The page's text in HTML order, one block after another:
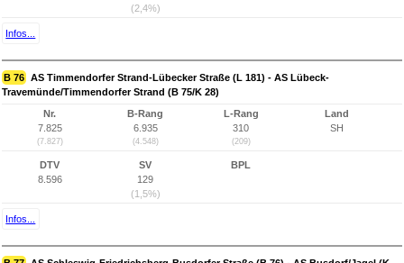
(2,4%)
Infos...
B 76 AS Timmendorfer Strand-Lübecker Straße (L 181) - AS Lübeck-
Travemünde/Timmendorfer Strand (B 75/K 28)
Nr.
7.825
(7.827)
B-Rang
6.935
(4.548)
L-Rang
310
(209)
Land
SH
DTV
8.596
SV
129
(1,5%)
BPL
Infos...